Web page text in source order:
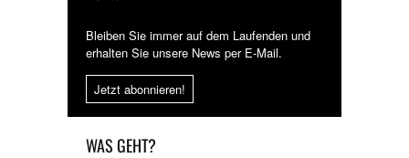
Bleiben Sie immer auf dem Laufenden und
erhalten Sie unsere News per E-Mail.
Jetzt abonnieren!
WAS GEHT?